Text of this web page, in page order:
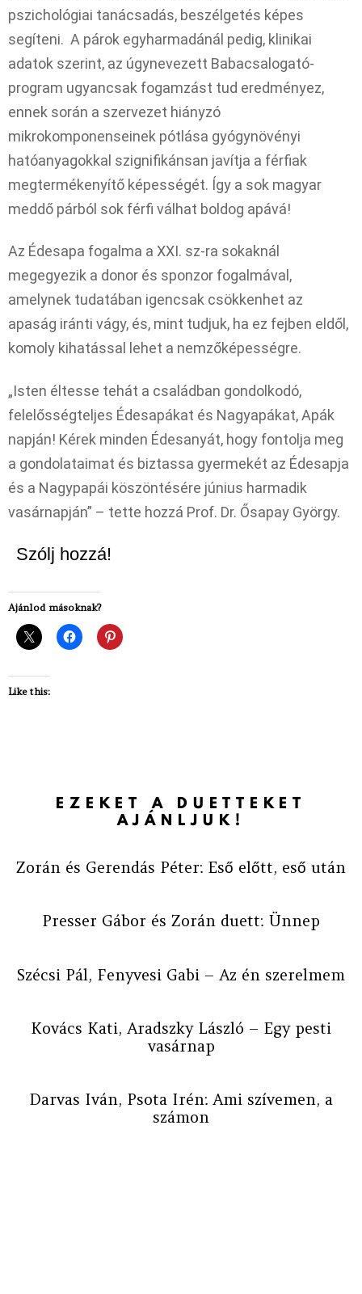
pszichológiai tanácsadás, beszélgetés képes
segíteni. A párok egyharmadánál pedig, klinikai
adatok szerint, az úgynevezett Babacsalogató-
program ugyancsak fogamzást tud eredményez,
ennek során a szervezet hiányzó
mikrokomponenseinek pótlása gyógynövényi
hatóanyagokkal szignifikánsan javítja a férfiak
megtermékenyítő képességét. Így a sok magyar
meddő párból sok férfi válhat boldog apává!
Az Édesapa fogalma a XXI. sz-ra sokaknál
megegyezik a donor és sponzor fogalmával,
amelynek tudatában igencsak csökkenhet az
apaság iránti vágy, és, mint tudjuk, ha ez fejben eldől,
komoly kihatással lehet a nemzőképességre.
„Isten éltesse tehát a családban gondolkodó,
felelősségteljes Édesapákat és Nagyapákat, Apák
napján! Kérek minden Édesanyát, hogy fontolja meg
a gondolataimat és biztassa gyermekét az Édesapja
és a Nagypapái köszöntésére június harmadik
vasárnapján” – tette hozzá Prof. Dr. Ősapay György.
Szólj hozzá!
Ajánlod másoknak?
Like this:
EZEKET A DUETTEKET
AJÁNLJUK!
Zorán és Gerendás Péter: Eső előtt, eső után
Presser Gábor és Zorán duett: Ünnep
Szécsi Pál, Fenyvesi Gabi – Az én szerelmem
Kovács Kati, Aradszky László – Egy pesti
vasárnap
Darvas Iván, Psota Irén: Ami szívemen, a
számon